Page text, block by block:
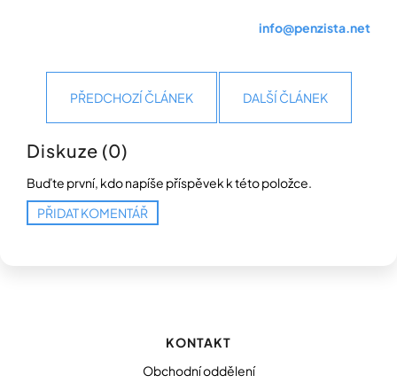
info@penzista.net
PŘEDCHOZÍ ČLÁNEK DALŠÍ ČLÁNEK
Diskuze (0)
Buďte první, kdo napíše příspěvek k této položce.
PŘIDAT KOMENTÁŘ
KONTAKT
Obchodní oddělení